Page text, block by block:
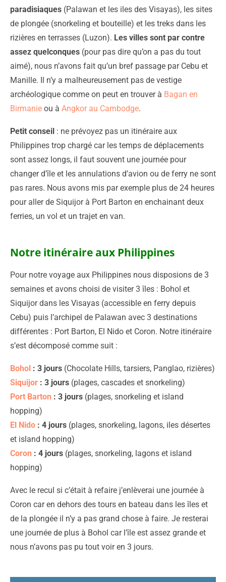
paradisiaques (Palawan et les iles des Visayas), les sites
de plongée (snorkeling et bouteille) et les treks dans les
rizières en terrasses (Luzon). Les villes sont par contre
assez quelconques (pour pas dire qu’on a pas du tout
aimé), nous n’avons fait qu’un bref passage par Cebu et
Manille. Il n’y a malheureusement pas de vestige
archéologique comme on peut en trouver à Bagan en
Birmanie ou à Angkor au Cambodge.
Petit conseil : ne prévoyez pas un itinéraire aux
Philippines trop chargé car les temps de déplacements
sont assez longs, il faut souvent une journée pour
changer d’île et les annulations d’avion ou de ferry ne sont
pas rares. Nous avons mis par exemple plus de 24 heures
pour aller de Siquijor à Port Barton en enchainant deux
ferries, un vol et un trajet en van.
Notre itinéraire aux Philippines
Pour notre voyage aux Philippines nous disposions de 3
semaines et avons choisi de visiter 3 îles : Bohol et
Siquijor dans les Visayas (accessible en ferry depuis
Cebu) puis l’archipel de Palawan avec 3 destinations
différentes : Port Barton, El Nido et Coron. Notre itinéraire
s’est décomposé comme suit :
Bohol : 3 jours (Chocolate Hills, tarsiers, Panglao, rizières)
Siquijor : 3 jours (plages, cascades et snorkeling)
Port Barton : 3 jours (plages, snorkeling et island
hopping)
El Nido : 4 jours (plages, snorkeling, lagons, iles désertes
et island hopping)
Coron : 4 jours (plages, snorkeling, lagons et island
hopping)
Avec le recul si c’était à refaire j’enlèverai une journée à
Coron car en dehors des tours en bateau dans les îles et
de la plongée il n’y a pas grand chose à faire. Je resterai
une journée de plus à Bohol car l’île est assez grande et
nous n’avons pas pu tout voir en 3 jours.